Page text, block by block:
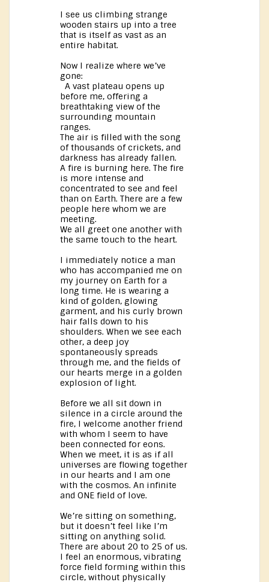
I see us climbing strange
wooden stairs up into a tree
that is itself as vast as an
entire habitat.
Now I realize where we’ve
gone:
A vast plateau opens up
before me, offering a
breathtaking view of the
surrounding mountain
ranges.
The air is filled with the song
of thousands of crickets, and
darkness has already fallen.
A fire is burning here. The fire
is more intense and
concentrated to see and feel
than on Earth. There are a few
people here whom we are
meeting.
We all greet one another with
the same touch to the heart.
I immediately notice a man
who has accompanied me on
my journey on Earth for a
long time. He is wearing a
kind of golden, glowing
garment, and his curly brown
hair falls down to his
shoulders. When we see each
other, a deep joy
spontaneously spreads
through me, and the fields of
our hearts merge in a golden
explosion of light.
Before we all sit down in
silence in a circle around the
fire, I welcome another friend
with whom I seem to have
been connected for eons.
When we meet, it is as if all
universes are flowing together
in our hearts and I am one
with the cosmos. An infinite
and ONE field of love.
We’re sitting on something,
but it doesn’t feel like I’m
sitting on anything solid.
There are about 20 to 25 of us.
I feel an enormous, vibrating
force field forming within this
circle, without physically